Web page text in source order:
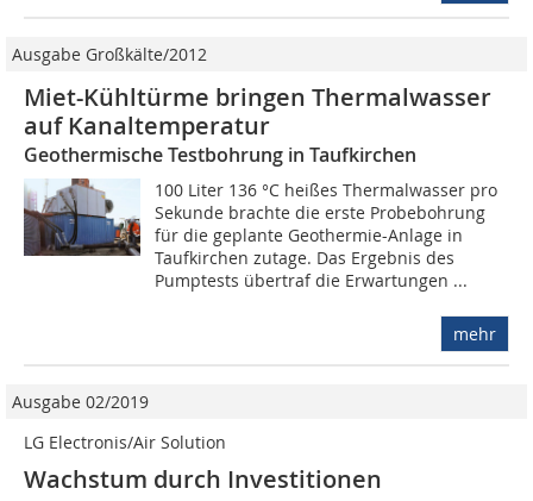
Ausgabe Großkälte/2012
Miet-Kühltürme bringen Thermal­wasser
auf Kanaltemperatur
Geothermische Testbohrung in Taufkirchen
100 Liter 136 °C heißes Thermalwasser pro
Sekunde brachte die erste Probebohrung
für die geplante Geothermie-Anlage in
Taufkirchen zutage. Das Ergebnis des
Pumptests übertraf die Erwartungen ...
mehr
Ausgabe 02/2019
LG Electronis/Air Solution
Wachstum durch Investitionen